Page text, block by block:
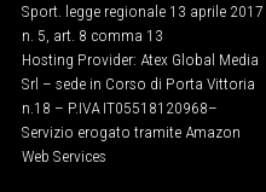
Sport. legge regionale 13 aprile 2017
n. 5, art. 8 comma 13
Hosting Provider: Atex Global Media
Srl – sede in Corso di Porta Vittoria
n.18 – P.IVA IT05518120968​–
Servizio erogato tramite Amazon
Web Services